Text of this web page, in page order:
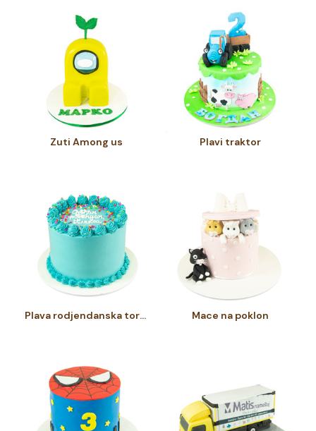
Zuti Among us Plavi traktor
Plava rodjendanska torta Mace na poklon